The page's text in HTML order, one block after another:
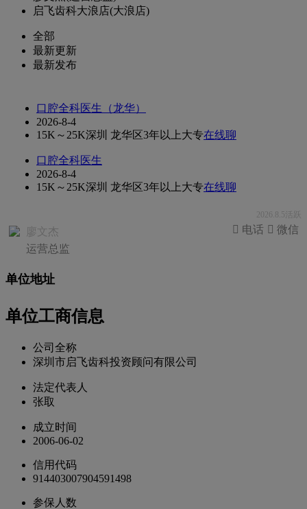
启飞齿科大浪店(大浪店)
全部
最新更新
最新发布
口腔全科医生（龙华）
2026-8-4
15K～25K深圳 龙华区3年以上大专在线聊
口腔全科医生
2026-8-4
15K～25K深圳 龙华区3年以上大专在线聊
2026.8.5活跃
廖文杰
运营总监
 微信
 电话
单位地址
单位工商信息
公司全称
深圳市启飞齿科投资顾问有限公司
法定代表人
张取
成立时间
2006-06-02
信用代码
914403007904591498
参保人数